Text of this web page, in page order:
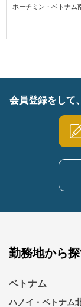
ホーチミン・ベトナム
会員登録をして
勤務地から
ベトナム
ハノイ・ベトナム